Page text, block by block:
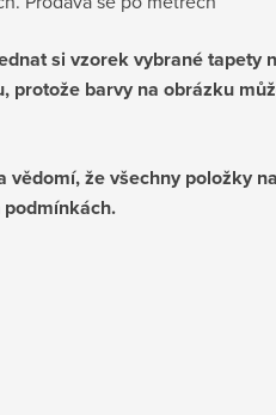
si vzorek vybrané tapety
protože barvy na obrázku
vědomí, že všechny položky